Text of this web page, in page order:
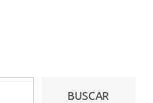
BUSCAR